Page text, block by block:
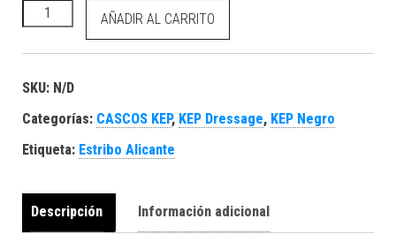
KEP Cromo 2.0 textile negro/marco de oro rosa cantidad
AÑADIR AL CARRITO
SKU: N/D
Categorías: CASCOS KEP, KEP Dressage, KEP Negro
Etiqueta: Estribo Alicante
Descripción Información adicional